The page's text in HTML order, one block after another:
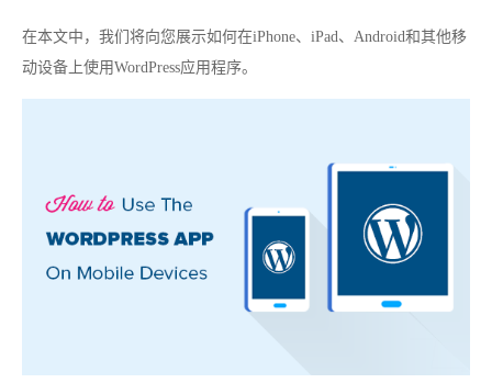
在本文中，我们将向您展示如何在iPhone、iPad、Android和其他移
动设备上使用WordPress应用程序。